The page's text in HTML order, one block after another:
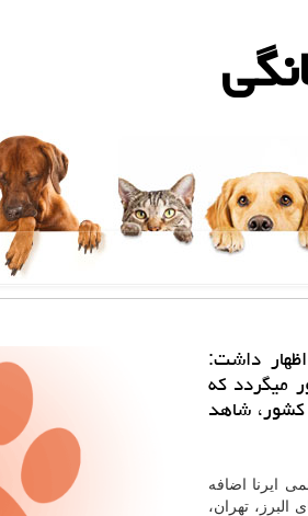
داشت:
میگردد كه
كشور، شاهد
ایرنا اضافه
البرز، تهران،